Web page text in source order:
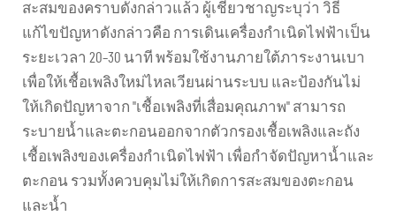
สะสมของคราบดังกล่าวแล้ว ผู้เชี่ยวชาญระบุว่า วิธี
แก้ไขปัญหาดังกล่าวคือ การเดินเครื่องกำเนิดไฟฟ้าเป็น
ระยะเวลา 20–30 นาที พร้อมใช้งานภายใต้ภาระงานเบา
เพื่อให้เชื้อเพลิงใหม่ไหลเวียนผ่านระบบ และป้องกันไม่
ให้เกิดปัญหาจาก "เชื้อเพลิงที่เสื่อมคุณภาพ" สามารถ
ระบายน้ำและตะกอนออกจากตัวกรองเชื้อเพลิงและถัง
เชื้อเพลิงของเครื่องกำเนิดไฟฟ้า เพื่อกำจัดปัญหาน้ำและ
ตะกอน รวมทั้งควบคุมไม่ให้เกิดการสะสมของตะกอน
และน้ำ